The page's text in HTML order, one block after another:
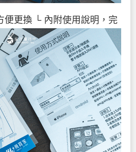
便更換 └ 內附使用說明，完